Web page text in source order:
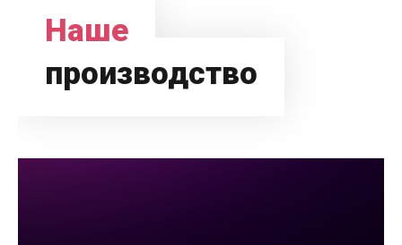
Наше
производство